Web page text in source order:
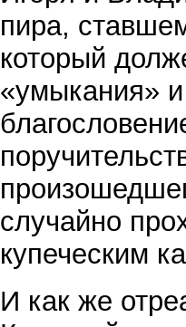
пира,
который
«умыкания» и
случайно
купеческим
И как же